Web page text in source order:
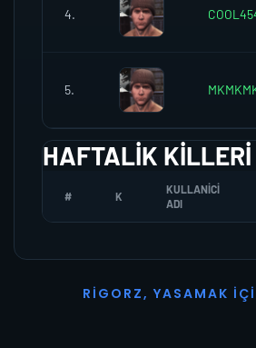
4.
5.
HAFTALIK KILLERI
# K
KULLANICI
ADI
R I G O R Z, YASAMAK İ ÇI